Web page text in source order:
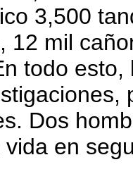
3,500
12 mil
todo
Dos
en